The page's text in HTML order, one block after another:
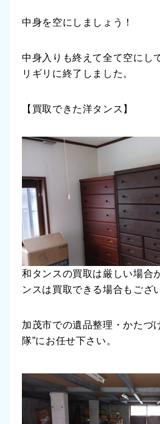
中身を空にしましょう！
中身入りも終えて全て空にし
リギリに終了しました。
【買取できた洋タンス】
和タンスの買取は厳しい場合
ンスは買取できる場合もござ
加茂市での遺品整理・かたづ
隊”にお任せ下さい。